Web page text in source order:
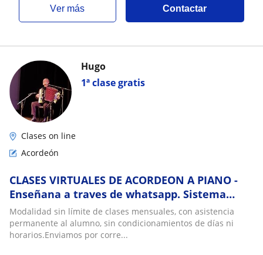
ver más Contactar
1ª clase gratis
Hugo
Clases on line
Acordeón
CLASES VIRTUALES DE ACORDEON A PIANO -
Enseñana a traves de whatsapp. Sistema
dinámico, accesible y eficaz
Modalidad sin límite de clases mensuales, con asistencia
permanente al alumno, sin condicionamientos de días ni
horarios.Enviamos por corre...